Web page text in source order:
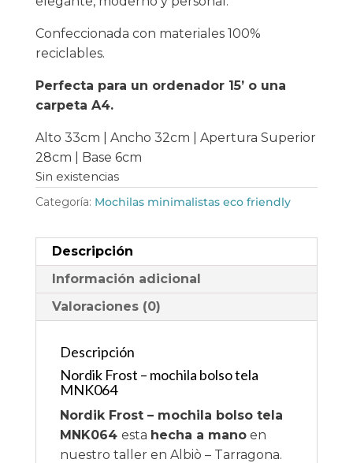
Confeccionada con materiales 100%
reciclables.
Perfecta para un ordenador 15’ o una
carpeta A4.
Alto 33cm | Ancho 32cm | Apertura Superior
28cm | Base 6cm
Sin existencias
Categoría: Mochilas minimalistas eco friendly
Descripción
Información adicional
Valoraciones (0)
Descripción
Nordik Frost – mochila bolso tela
MNK064
Nordik Frost – mochila bolso tela
MNK064 esta hecha a manoen
nuestro taller en Albiò – Tarragona.